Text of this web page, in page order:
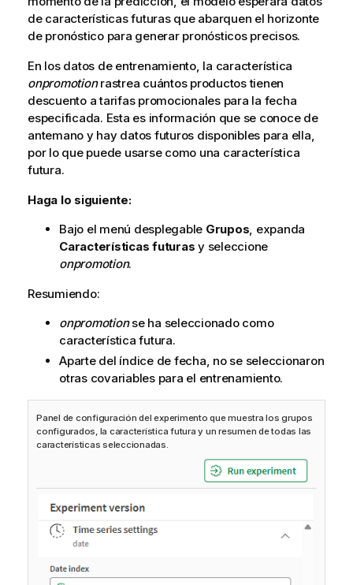
de características futuras que abarquen el horizonte
de pronóstico para generar pronósticos precisos.
En los datos de entrenamiento, la característica
onpromotionrastrea cuántos productos tienen
descuento a tarifas promocionales para la fecha
especificada. Esta es información que se conoce de
antemano y hay datos futuros disponibles para ella,
por lo que puede usarse como una característica
futura.
Haga lo siguiente:
Bajo el menú desplegable Grupos, expanda
Características futuras y seleccione
onpromotion.
Resumiendo:
onpromotionse ha seleccionado como
característica futura.
Aparte del índice de fecha, no se seleccionaron
otras covariables para el entrenamiento.
Panel de configuración del experimento que muestra los grupos
configurados, la característica futura y un resumen de todas las
características seleccionadas.